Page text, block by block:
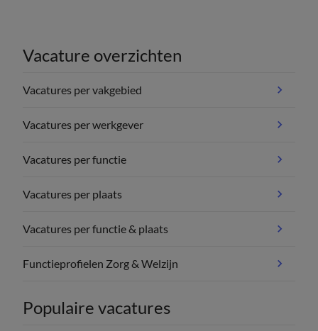
Vacature overzichten
Vacatures per vakgebied
Vacatures per werkgever
Vacatures per functie
Vacatures per plaats
Vacatures per functie & plaats
Functieprofielen Zorg & Welzijn
Populaire vacatures